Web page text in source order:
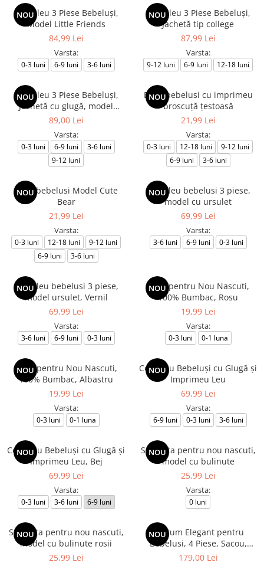
NOU
Compleu 3 Piese Bebeluși,
Model Little Friends
84,99 Lei
Varsta:
0-3 luni 6-9 luni 3-6 luni
NOU
Compleu 3 Piese Bebeluși,
Jachetă tip college
87,99 Lei
Varsta:
9-12 luni 6-9 luni 12-18 luni
NOU
Compleu 3 Piese Bebeluși,
Jachetă cu glugă, model
ursuleți
89,00 Lei
Varsta:
0-3 luni 6-9 luni
3-6 luni
9-12 luni
NOU
Body bebelusi cu imprimeu
broscuță țestoasă
21,99 Lei
Varsta:
0-3 luni 12-18 luni
9-12 luni
6-9 luni
3-6 luni
NOU
Body bebelusi Model Cute
Bear
21,99 Lei
Varsta:
0-3 luni 12-18 luni
9-12 luni
6-9 luni
3-6 luni
NOU
Compleu bebelusi 3 piese,
model cu ursulet
69,99 Lei
Varsta:
3-6 luni 6-9 luni 0-3 luni
NOU
Compleu bebelusi 3 piese,
model ursulet, Vernil
69,99 Lei
Varsta:
3-6 luni 6-9 luni 0-3 luni
NOU
Body pentru Nou Nascuti,
100% Bumbac, Rosu
19,99 Lei
Varsta:
0-3 luni 0-1 luna
NOU
Body pentru Nou Nascuti,
100% Bumbac, Albastru
19,99 Lei
Varsta:
0-3 luni 0-1 luna
NOU
Compleu Bebeluşi cu Glugă şi
Imprimeu Leu
69,99 Lei
Varsta:
6-9 luni 0-3 luni 3-6 luni
NOU
Compleu Bebeluşi cu Glugă şi
Imprimeu Leu, Bej
69,99 Lei
Varsta:
0-3 luni 3-6 luni 6-9 luni
NOU
Salopeta pentru nou nascuti,
model cu bulinute
25,99 Lei
Varsta:
0 luni
NOU
Salopeta pentru nou nascuti,
model cu bulinute rosii
25,99 Lei
NOU
Costum Elegant pentru
Bebelusi, 4 Piese, Sacou,
Pantaloni, Camasa Alba si
179,00 Lei